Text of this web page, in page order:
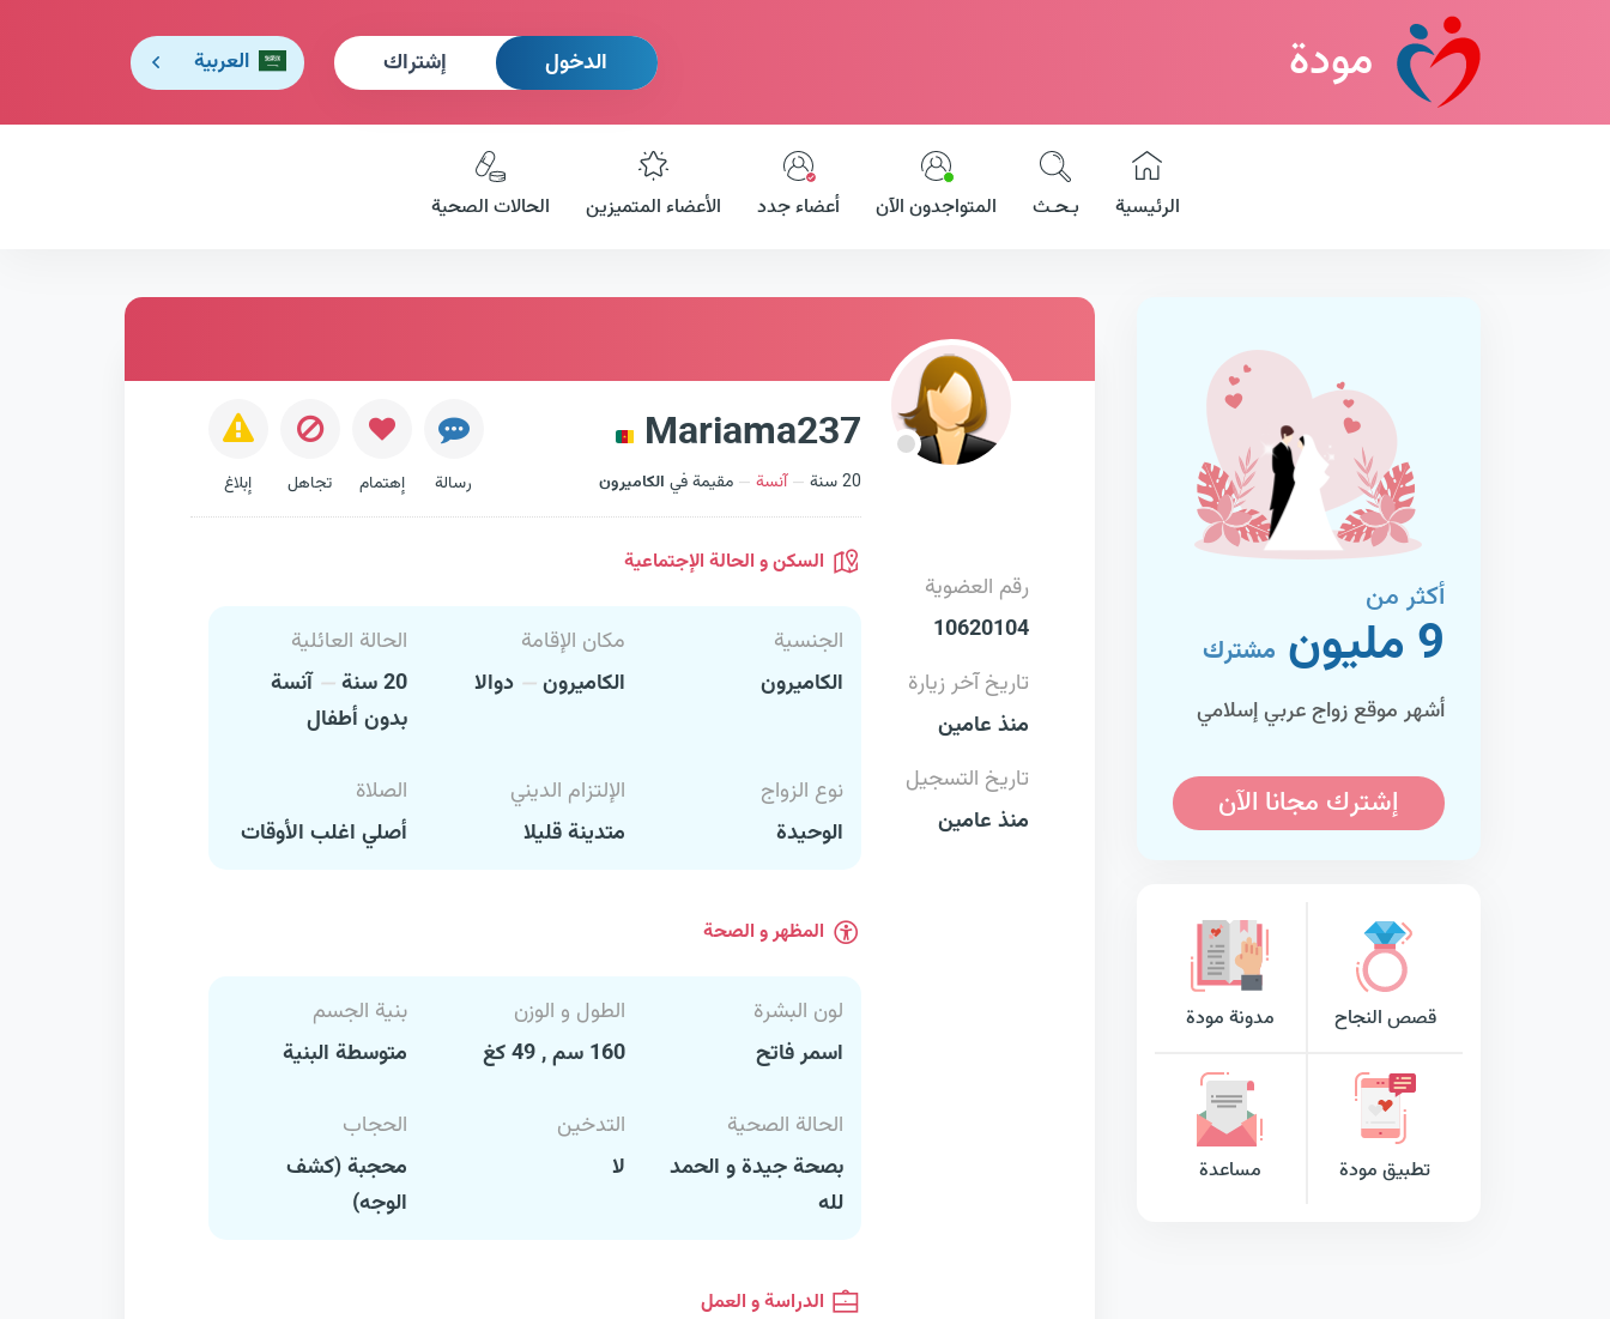
مودة الدخول إشتراك العربية
الرئيسية بـحـث المتواجدون الآن أعضاء جدد الأعضاء المتميزين الحالات الصحية
أكثر من
9 مليون مشترك
أشهر موقع زواج عربي إسلامي
إشترك مجانا الآن
قصص النجاح مدونة مودة
تطبيق مودة مساعدة
Mariama237
20 سنة آنسة مقيمة في الكاميرون رسالة إهتمام تجاهل إبلاغ
رقم العضوية
10620104
تاريخ آخر زيارة
منذ عامين
تاريخ التسجيل
منذ عامين
السكن و الحالة الإجتماعية
الجنسية
الكاميرون
مكان الإقامة
الكاميرون
دوالا
الحالة العائلية
20 سنة
آنسة
بدون أطفال
نوع الزواج
الوحيدة
الإلتزام الديني
متدينة قليلا
الصلاة
أصلي اغلب الأوقات
المظهر و الصحة
لون البشرة
اسمر فاتح
الطول و الوزن
160 سم , 49 كغ
بنية الجسم
متوسطة البنية
الحالة الصحية
بصحة جيدة و الحمد
لله
التدخين
لا
الحجاب
محجبة (كشف
الوجه)
الدراسة و العمل